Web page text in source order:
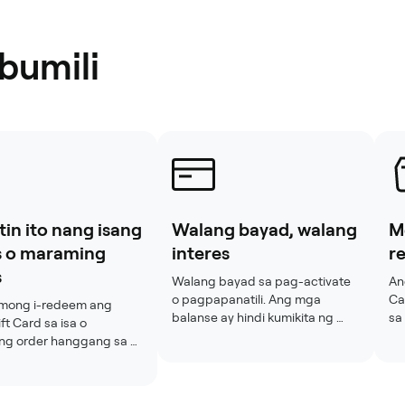
ito nang isang
o maraming
i-redeem ang
Card sa isa o
order hanggang sa
Walang bayad, walang
interes
Walang bayad sa pag-activate
o pagpapanatili. Ang mga
balanse ay hindi kumikita ng
sa